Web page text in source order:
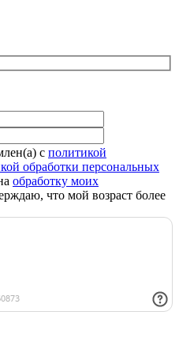
с политикой
обработки персональных
обработку моих
что мой возраст более